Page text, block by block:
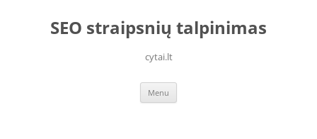
contentSEO straipsnių talpinimas
cytai.lt
Menu